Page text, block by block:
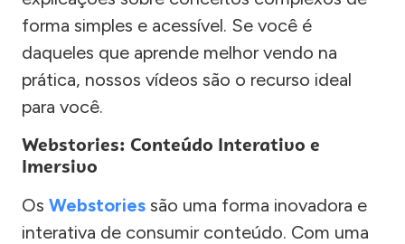
forma simples e acessível. Se você é
daqueles que aprende melhor vendo na
prática, nossos vídeos são o recurso ideal
para você.
Webstories: Conteúdo Interativo e
Imersivo
Os Webstories são uma forma inovadora e
interativa de consumir conteúdo. Com uma